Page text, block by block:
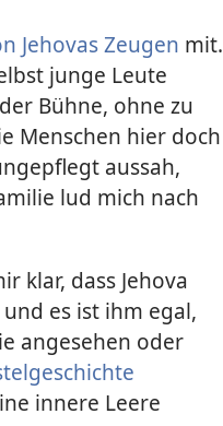
Jehovas Zeugen mit.
junge Leute
Bühne, ohne zu
Menschen hier doch
aussah,
lud mich nach
klar, dass Jehova
es ist ihm egal,
angesehen oder
innere Leere